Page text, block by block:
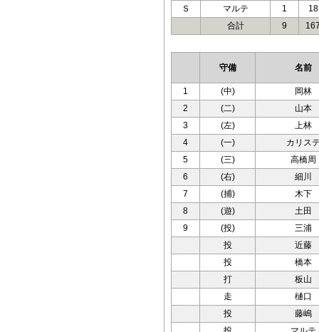
Ｓ
マルテ 1
18
合計
9
守備 名前
1 (中)
岡林
2
(二)
山本
3
(左)
上林
4
(一)
カリス
5
(三)
高橋周
6
(右)
細川
7
(捕)
木下
8
(遊)
土田
9
(投)
三浦
投
近藤
投
橋本
打
板山
走
樋口
投
藤嶋